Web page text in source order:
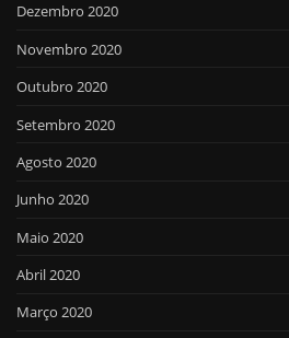
Dezembro 2020
Novembro 2020
Outubro 2020
Setembro 2020
Agosto 2020
Junho 2020
Maio 2020
Abril 2020
Março 2020